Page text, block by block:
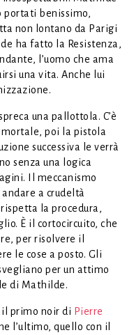
portati benissimo,
non lontano da Parigi
ha fatto la Resistenza,
l’uomo che ama
una vita. Anche lui
una pallottola. C’è
poi la pistola
successiva le verrà
senza una logica
Il meccanismo
a crudeltà
la procedura,
È il cortocircuito, che
per risolvere il
le cose a posto. Gli
per un attimo
di Mathilde.
primo noir di Pierre
l’ultimo, quello con il